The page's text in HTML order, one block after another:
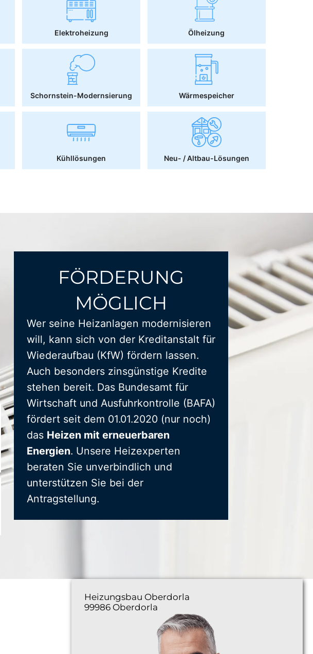
Elektroheizung Ölheizung
Schornstein-Modernsierung Wärmespeicher
Kühllösungen Neu- / Altbau-Lösungen
FÖRDERUNG
MÖGLICH
Wer seine Heizanlagen modernisieren
will, kann sich von der Kreditanstalt für
Wiederaufbau (KfW) fördern lassen.
Auch besonders zinsgünstige Kredite
stehen bereit. Das Bundesamt für
Wirtschaft und Ausfuhrkontrolle (BAFA)
fördert seit dem 01.01.2020 (nur noch)
das Heizen mit erneuerbaren
Energien. Unsere Heizexperten
beraten Sie unverbindlich und
unterstützen Sie bei der
Antragstellung.
Heizungsbau Oberdorla
99986 Oberdorla